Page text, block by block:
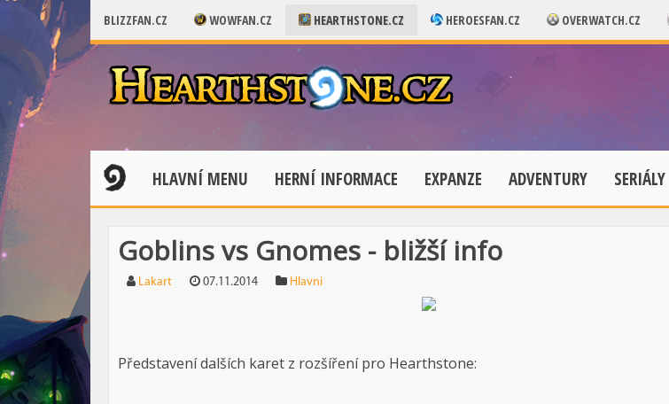
BLIZZFAN.CZ WOWFAN.CZ HEARTHSTONE.CZ HEROESFAN.CZ OVERWATCH.CZ
HLAVNÍ MENU HERNÍ INFORMACE EXPANZE ADVENTURY SERIÁLY
Goblins vs Gnomes - bližší info
Lakart 07.11.2014 Hlavni
Představení dalších karet z rozšíření pro Hearthstone: